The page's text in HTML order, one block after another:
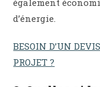
d’énergie.
BESOIN D’UN
PROJET ?